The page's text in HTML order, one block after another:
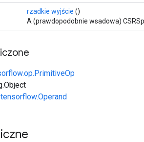
rzadkie wyjście ()
A (prawdopodobnie wsadowa)